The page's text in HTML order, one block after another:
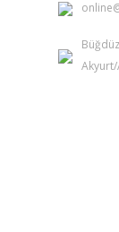
Akyurt/